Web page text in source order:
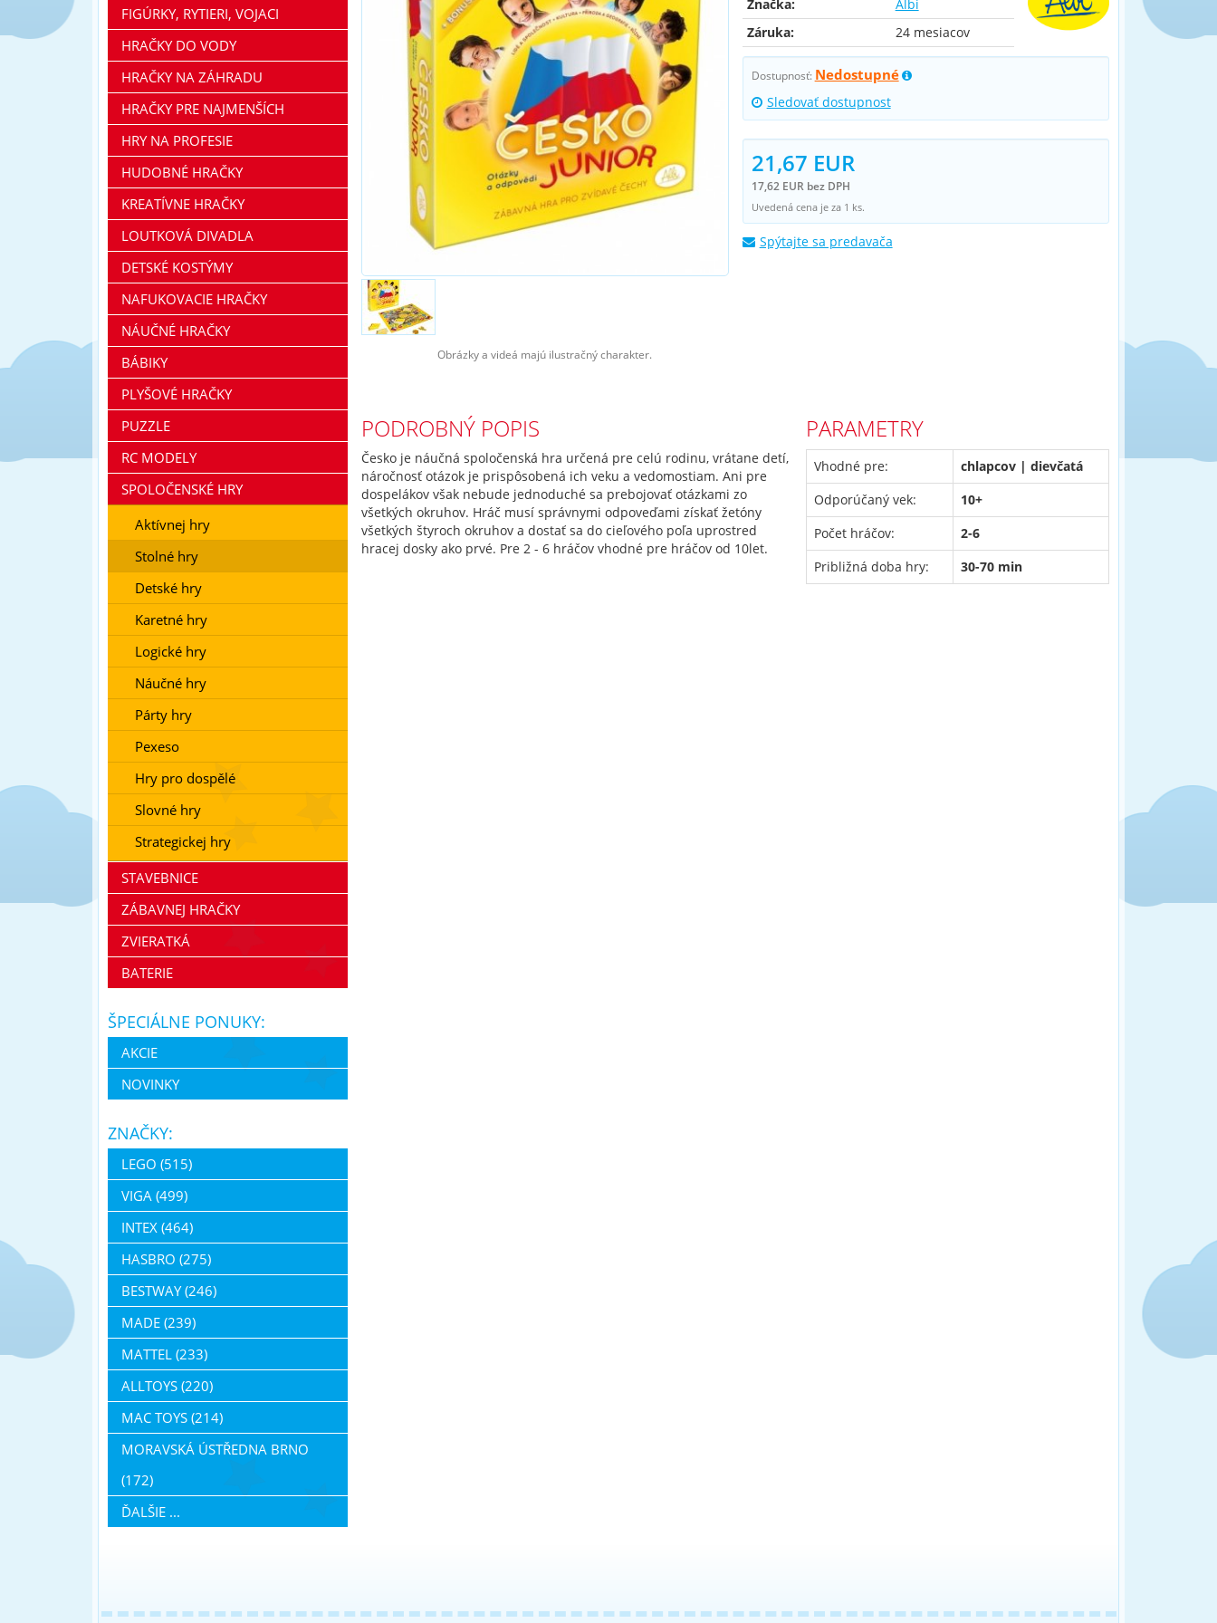
Obrázky a videá majú ilustračný charakter.
Značka:
Albi
Záruka:
24 mesiacov
Dostupnosť: Nedostupné
Sledovať dostupnost
21,67 EUR
17,62 EUR bez DPH
Uvedená cena je za 1 ks.
Spýtajte sa predavača
PODROBNÝ POPIS
Česko je náučná spoločenská hra určená pre celú rodinu, vrátane detí,
náročnosť otázok je prispôsobená ich veku a vedomostiam. Ani pre
dospelákov však nebude jednoduché sa prebojovať otázkami zo
všetkých okruhov. Hráč musí správnymi odpoveďami získať žetóny
všetkých štyroch okruhov a dostať sa do cieľového poľa uprostred
hracej dosky ako prvé. Pre 2 - 6 hráčov vhodné pre hráčov od 10let.
PARAMETRY
Vhodné pre:
chlapcov | dievčatá
Odporúčaný vek:
10+
Počet hráčov:
2-6
Približná doba hry:
30-70 min
FIGÚRKY, RYTIERI, VOJACI
HRAČKY DO VODY
HRAČKY NA ZÁHRADU
HRAČKY PRE NAJMENŠÍCH
HRY NA PROFESIE
HUDOBNÉ HRAČKY
KREATÍVNE HRAČKY
LOUTKOVÁ DIVADLA
DETSKÉ KOSTÝMY
NAFUKOVACIE HRAČKY
NÁUČNÉ HRAČKY
BÁBIKY
PLYŠOVÉ HRAČKY
PUZZLE
RC MODELY
SPOLOČENSKÉ HRY
Aktívnej hry
Stolné hry
Detské hry
Karetné hry
Logické hry
Náučné hry
Párty hry
Pexeso
Hry pro dospělé
Slovné hry
Strategickej hry
STAVEBNICE
ZÁBAVNEJ HRAČKY
ZVIERATKÁ
BATERIE
ŠPECIÁLNE PONUKY:
AKCIE
NOVINKY
ZNAČKY:
LEGO (515)
VIGA (499)
INTEX (464)
HASBRO (275)
BESTWAY (246)
MADE (239)
MATTEL (233)
ALLTOYS (220)
MAC TOYS (214)
MORAVSKÁ ÚSTŘEDNA BRNO
(172)
ĎALŠIE ...